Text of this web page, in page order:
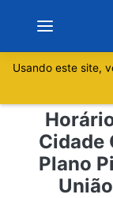
Sobre
Minas
Usando este site,
Cidade
Plano